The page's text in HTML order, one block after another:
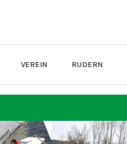
VEREIN RUDERN